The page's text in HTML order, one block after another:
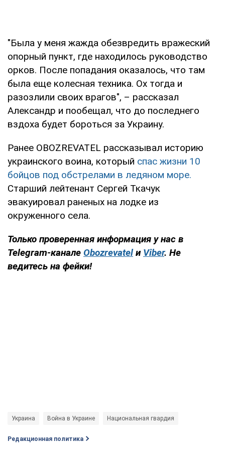
"Была у меня жажда обезвредить вражеский
опорный пункт, где находилось руководство
орков. После попадания оказалось, что там
была еще колесная техника. Ох тогда и
разозлили своих врагов", – рассказал
Александр и пообещал, что до последнего
вздоха будет бороться за Украину.
Ранее OBOZREVATEL рассказывал историю
украинского воина, который спас жизни 10
бойцов под обстрелами в ледяном море.
Старший лейтенант Сергей Ткачук
эвакуировал раненых на лодке из
окруженного села.
Только проверенная информация у нас в
Telegram-канале Obozrevatelи Viber. Не
ведитесь на фейки!
Украина Война в Украине Национальная гвардия
Редакционная политика